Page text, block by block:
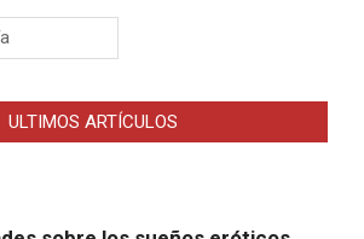
ULTIMOS ARTÍCULOS